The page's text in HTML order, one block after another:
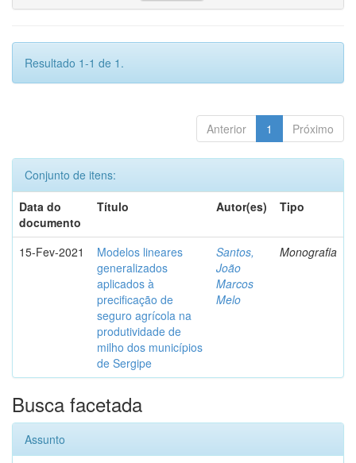
Resultado 1-1 de 1.
Anterior 1 Próximo
Conjunto de itens:
Data do
documento
Título Autor(es) Tipo
15-Fev-2021
Modelos lineares
generalizados
aplicados à
precificação de
seguro agrícola na
produtividade de
milho dos municípios
de Sergipe
Santos,
João
Marcos
Melo
Monografia
Busca facetada
Assunto